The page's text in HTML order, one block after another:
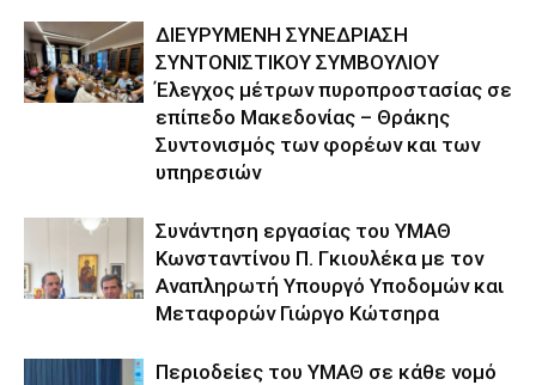
ΔΙΕΥΡΥΜΕΝΗ ΣΥΝΕΔΡΙΑΣΗ
ΣΥΝΤΟΝΙΣΤΙΚΟΥ ΣΥΜΒΟΥΛΙΟΥ
Έλεγχος μέτρων πυροπροστασίας σε
επίπεδο Μακεδονίας – Θράκης
Συντονισμός των φορέων και των
υπηρεσιών
Συνάντηση εργασίας του ΥΜΑΘ
Κωνσταντίνου Π. Γκιουλέκα με τον
Αναπληρωτή Υπουργό Υποδομών και
Μεταφορών Γιώργο Κώτσηρα
Περιοδείες του ΥΜΑΘ σε κάθε νομό